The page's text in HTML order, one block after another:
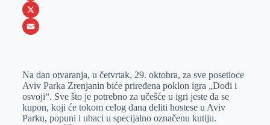
b
o
s
e
e
r
n
k
I
n
i
b
W
h
s
A
p
X
a
i
l
Na dan otvaranja, u četvrtak, 29. oktobra, za sve posetioce
Aviv Parka Zrenjanin biće priređena poklon igra „Dođi i
osvoji“. Sve što je potrebno za učešće u igri jeste da se
kupon, koji će tokom celog dana deliti hostese u Aviv
Parku, popuni i ubaci u specijalno označenu kutiju.